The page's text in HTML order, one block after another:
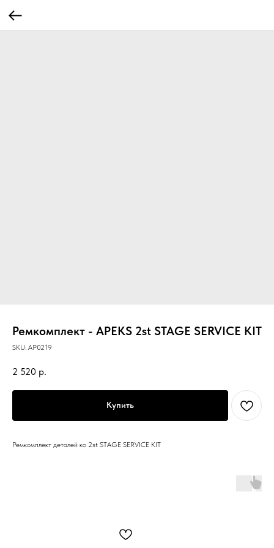
Ремкомплект - APEKS 2st STAGE SERVICE KIT
SKU: AP0219
2 520 р.
Купить
Ремкомплект деталей ко 2st STAGE SERVICE KIT